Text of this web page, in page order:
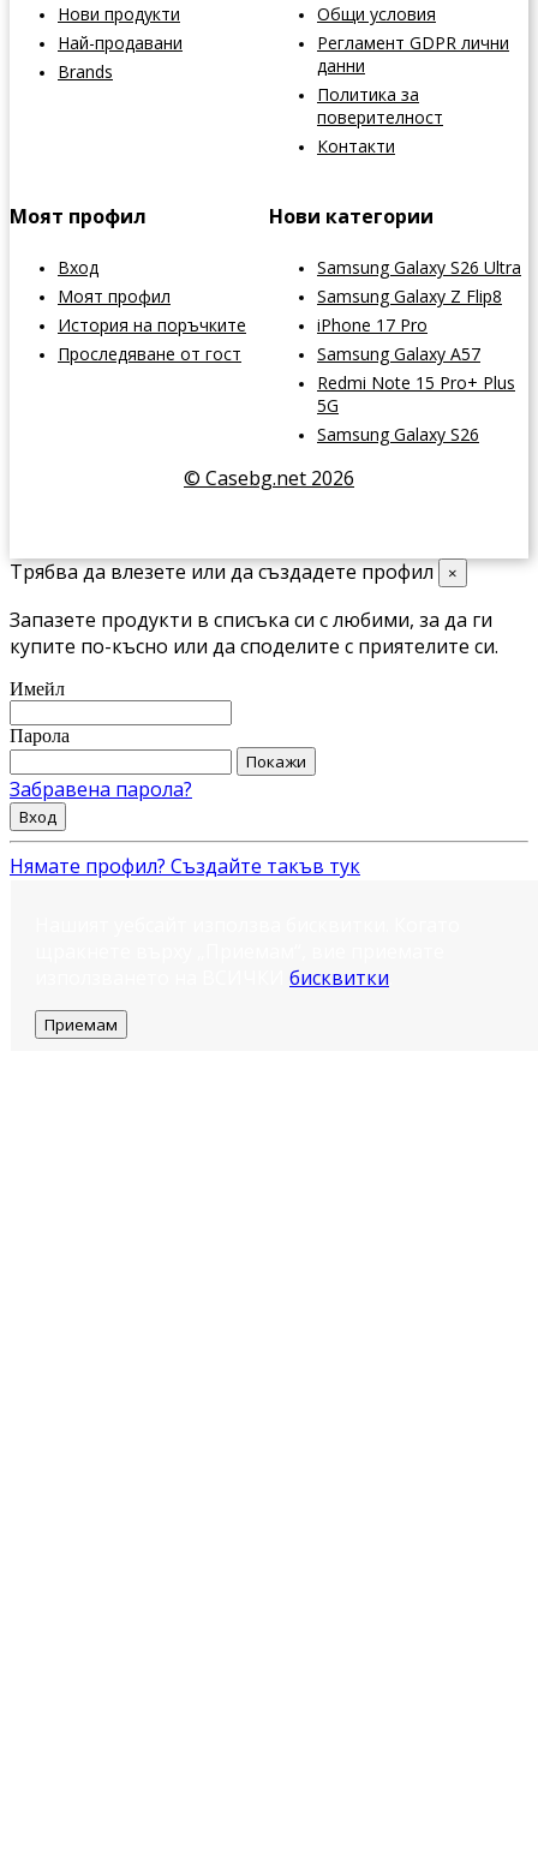
Нови продукти
Най-продавани
Brands
Общи условия
Регламент GDPR лични
данни
Политика за
поверителност
Контакти
Моят профил
Вход
Моят профил
История на поръчките
Проследяване от гост
Нови категории
Samsung Galaxy S26 Ultra
Samsung Galaxy Z Flip8
iPhone 17 Pro
Samsung Galaxy A57
Redmi Note 15 Pro+ Plus
5G
Samsung Galaxy S26
© Casebg.net 2026
Трябва да влезете или да създадете профил ×
Запазете продукти в списъка си с любими, за да ги
купите по-късно или да споделите с приятелите си.
Имейл
Парола
Покажи
Забравена парола?
Вход
Нямате профил? Създайте такъв тук
бисквитки
Приемам